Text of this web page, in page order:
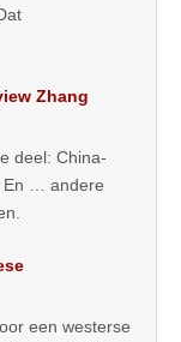
Zhang
deel: China-
En … andere
een westerse